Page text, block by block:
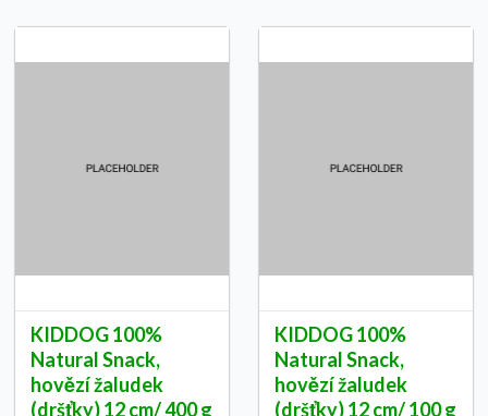
KIDDOG 100%
Natural Snack,
hovězí žaludek
(dršťky) 12 cm/ 400 g
KIDDOG 100%
Natural Snack,
hovězí žaludek
(dršťky) 12 cm/ 100 g